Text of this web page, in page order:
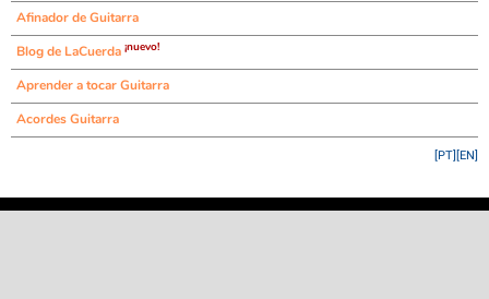
Afinador de Guitarra
Blog de LaCuerda ¡nuevo!
Aprender a tocar Guitarra
Acordes Guitarra
[EN]
[PT]